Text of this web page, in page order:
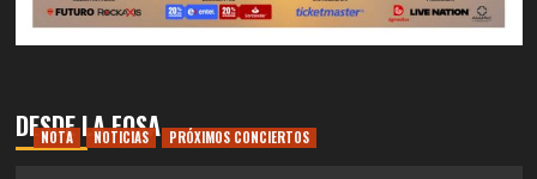
DESDE LA FOSA
NOTA NOTICIAS PRÓXIMOS CONCIERTOS